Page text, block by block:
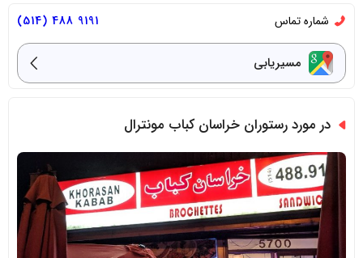
شماره تماس 9191 488 (514)
مسیریابی
در مورد رستوران خراسان کباب مونترال